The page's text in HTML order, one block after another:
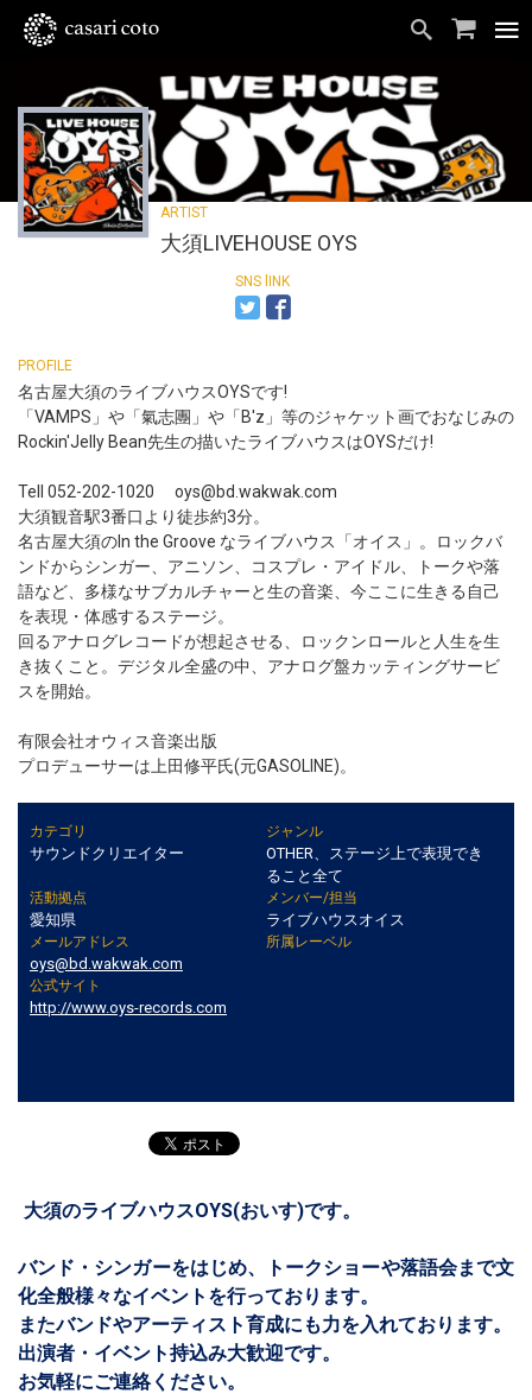
大須LIVEHOUSE OYS
名古屋大須のライブハウスOYSです!
「VAMPS」や「氣志團」や「B'z」等のジャケット画でおなじみの
Rockin'Jelly Bean先生の描いたライブハウスはOYSだけ!
Tell 052-202-1020 oys@bd.wakwak.com
大須観音駅3番口より徒歩約3分。
名古屋大須のIn the Groove なライブハウス「オイス」。ロックバ
ンドからシンガー、アニソン、コスプレ・アイドル、トークや落
語など、多様なサブカルチャーと生の音楽、今ここに生きる自己
を表現・体感するステージ。
回るアナログレコードが想起させる、ロックンロールと人生を生
き抜くこと。デジタル全盛の中、アナログ盤カッティングサービ
スを開始。
有限会社オウィス音楽出版
プロデューサーは上田修平氏(元GASOLINE)。
カテゴリ
サウンドクリエイター
ジャンル
OTHER、ステージ上で表現でき
ること全て
活動拠点
愛知県
メンバー/担当
ライブハウスオイス
メールアドレス
oys@bd.wakwak.com
所属レーベル
公式サイト
http://www.oys-records.com
大須のライブハウスOYS(おいす)です。
バンド・シンガーをはじめ、トークショーや落語会まで文
化全般様々なイベントを行っております。
またバンドやアーティスト育成にも力を入れております。
出演者・イベント持込み大歓迎です。
お気軽にご連絡ください。